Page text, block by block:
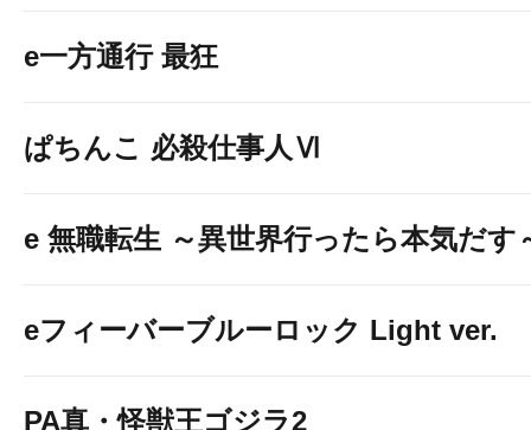
e一方通行 最狂
ぱちんこ 必殺仕事人Ⅵ
e 無職転生 ～異世界行ったら本気だす
eフィーバーブルーロック Light ver.
PA真・怪獣王ゴジラ2